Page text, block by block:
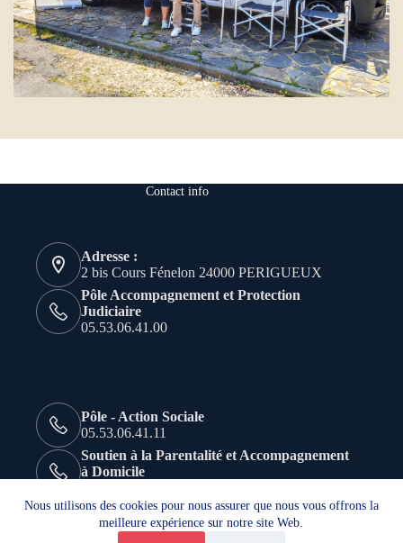
Nous utilisons des cookies pour nous assurer que nous vous offrons la
meilleure expérience sur notre site Web.
Contact info
Adresse :
2 bis Cours Fénelon 24000 PERIGUEUX
Pôle Accompagnement et Protection
Judiciaire
05.53.06.41.00
Pôle - Action Sociale
05.53.06.41.11
Soutien à la Parentalité et Accompagnement
à Domicile